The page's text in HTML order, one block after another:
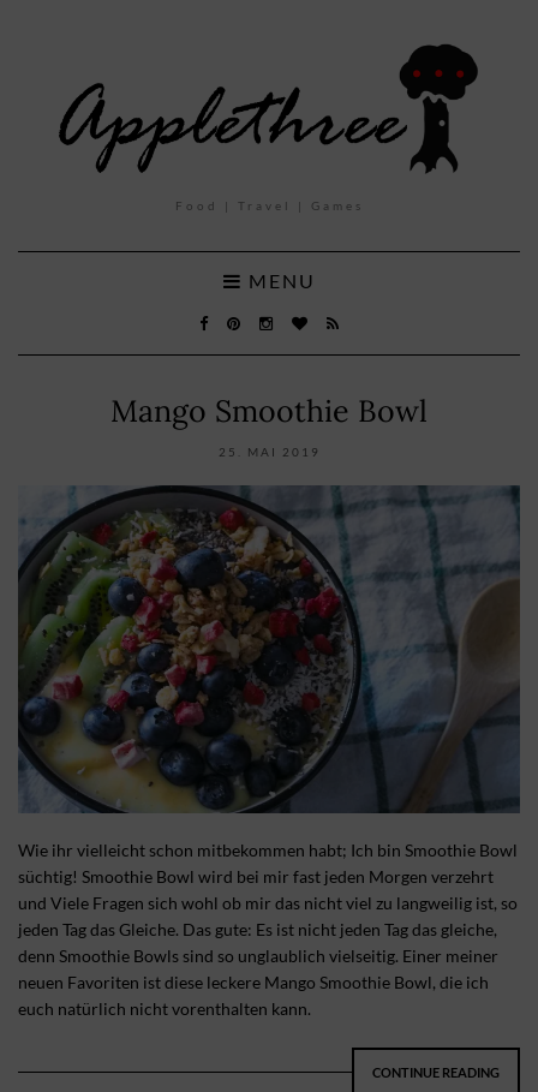
Food | Travel | Games
MENU
Mango Smoothie Bowl
25. MAI 2019
Wie ihr vielleicht schon mitbekommen habt; Ich bin Smoothie Bowl
süchtig! Smoothie Bowl wird bei mir fast jeden Morgen verzehrt
und Viele Fragen sich wohl ob mir das nicht viel zu langweilig ist, so
jeden Tag das Gleiche. Das gute: Es ist nicht jeden Tag das gleiche,
denn Smoothie Bowls sind so unglaublich vielseitig. Einer meiner
neuen Favoriten ist diese leckere Mango Smoothie Bowl, die ich
euch natürlich nicht vorenthalten kann.
CONTINUE READING